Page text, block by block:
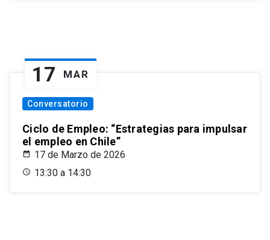
17 MAR
Conversatorio
Ciclo de Empleo: “Estrategias para impulsar
el empleo en Chile”
17 de Marzo de 2026
13:30 a 14:30